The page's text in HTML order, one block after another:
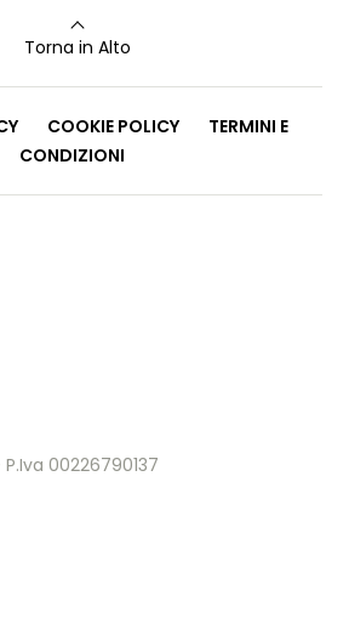
Torna in Alto
COOKIE POLICY
TERMINI E
CONDIZIONI
00226790137